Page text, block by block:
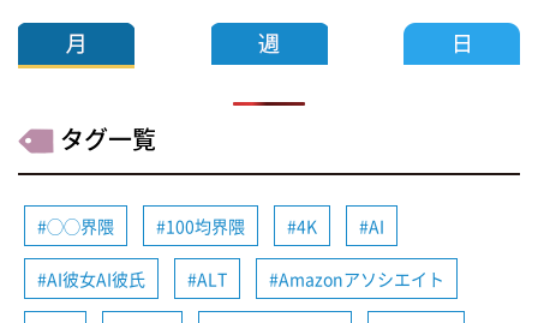
タグ一覧
◯◯界隈 100均界隈 4K AI
AI彼女AI彼氏 ALT Amazonアソシエイト